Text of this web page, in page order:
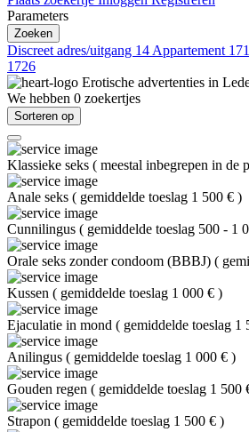
Parameters
Zoeken
Discreet adres/uitgang 14 Appartement
1726
Erotische advertenties in
We hebben 0 zoekertjes
Sorteren op
Klassieke seks ( meestal inbegrepen in de
Anale seks ( gemiddelde toeslag 1 500 € )
Cunnilingus ( gemiddelde toeslag 500 - 1
Orale seks zonder condoom (BBBJ) (
Kussen ( gemiddelde toeslag 1 000 € )
Ejaculatie in mond ( gemiddelde toeslag 1
Anilingus ( gemiddelde toeslag 1 000 € )
Gouden regen ( gemiddelde toeslag 1 500
Strapon ( gemiddelde toeslag 1 500 € )